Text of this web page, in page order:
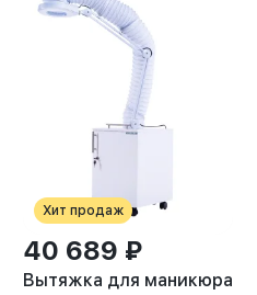
Хит продаж
40 689 ₽
Вытяжка для маникюра